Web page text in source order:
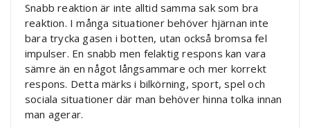
Snabb reaktion är inte alltid samma sak som bra
reaktion. I många situationer behöver hjärnan inte
bara trycka gasen i botten, utan också bromsa fel
impulser. En snabb men felaktig respons kan vara
sämre än en något långsammare och mer korrekt
respons. Detta märks i bilkörning, sport, spel och
sociala situationer där man behöver hinna tolka innan
man agerar.